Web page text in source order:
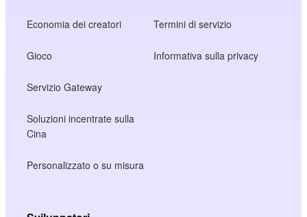
Economia dei creatori
Gioco
Servizio Gateway
Soluzioni incentrate sulla
Cina
Personalizzato o su misura
Termini di servizio
Informativa sulla privacy